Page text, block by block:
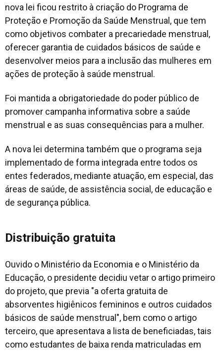
nova lei ficou restrito à criação do Programa de
Proteção e Promoção da Saúde Menstrual, que tem
como objetivos combater a precariedade menstrual,
oferecer garantia de cuidados básicos de saúde e
desenvolver meios para a inclusão das mulheres em
ações de proteção à saúde menstrual.
Foi mantida a obrigatoriedade do poder público de
promover campanha informativa sobre a saúde
menstrual e as suas consequências para a mulher.
A nova lei determina também que o programa seja
implementado de forma integrada entre todos os
entes federados, mediante atuação, em especial, das
áreas de saúde, de assistência social, de educação e
de segurança pública.
Distribuição gratuita
Ouvido o Ministério da Economia e o Ministério da
Educação, o presidente decidiu vetar o artigo primeiro
do projeto, que previa "a oferta gratuita de
absorventes higiênicos femininos e outros cuidados
básicos de saúde menstrual", bem como o artigo
terceiro, que apresentava a lista de beneficiadas, tais
como estudantes de baixa renda matriculadas em